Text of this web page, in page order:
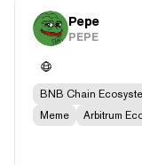
Pepe
PEPE
BNB Chain
Meme
Arbitrum